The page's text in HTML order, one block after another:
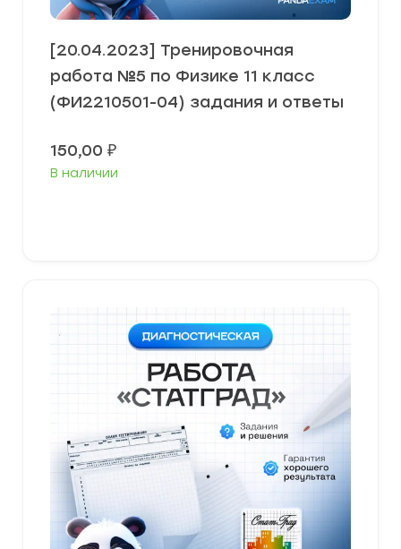
[20.04.2023] Тренировочная
работа №5 по Физике 11 класс
(ФИ2210501-04) задания и ответы
150,00 ₽
В наличии